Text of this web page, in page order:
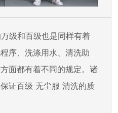
级和百级也是同样有着
序、洗涤用水、清洗助
面都有着不同的规定。诸
证百级 无尘服 清洗的质